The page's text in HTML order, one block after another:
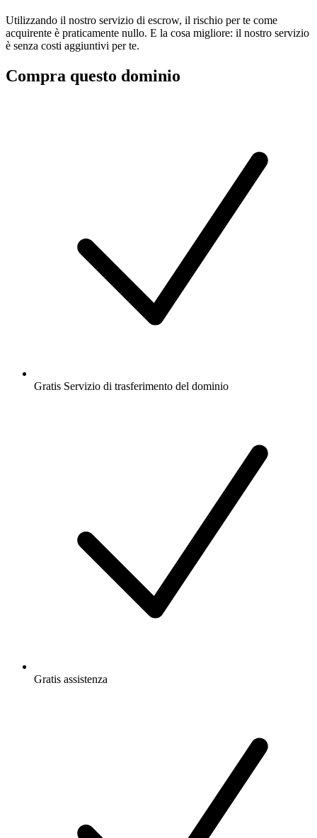
Utilizzando il nostro servizio di escrow, il rischio per te come
acquirente è praticamente nullo. E la cosa migliore: il nostro servizio
è senza costi aggiuntivi per te.
Compra questo dominio
Gratis Servizio di trasferimento del dominio
Gratis assistenza